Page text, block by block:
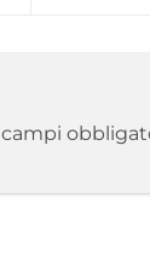
campi